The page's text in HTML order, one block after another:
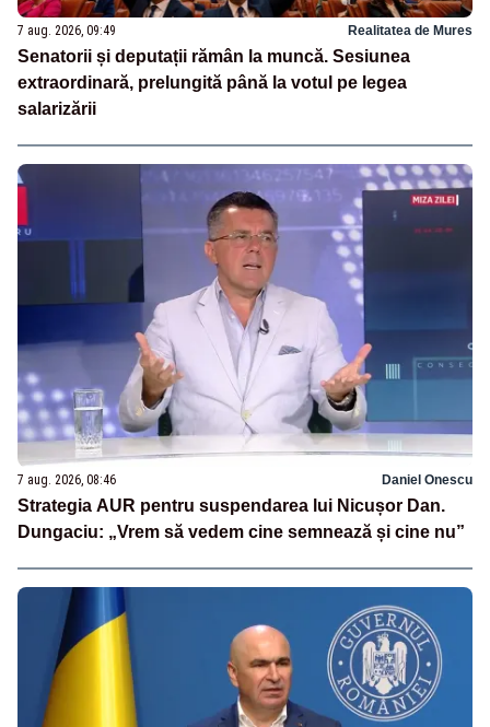
7 aug. 2026, 09:49 Realitatea de Mures
Senatorii și deputații rămân la muncă. Sesiunea
extraordinară, prelungită până la votul pe legea
salarizării
7 aug. 2026, 08:46 Daniel Onescu
Strategia AUR pentru suspendarea lui Nicușor Dan.
Dungaciu: „Vrem să vedem cine semnează și cine nu”